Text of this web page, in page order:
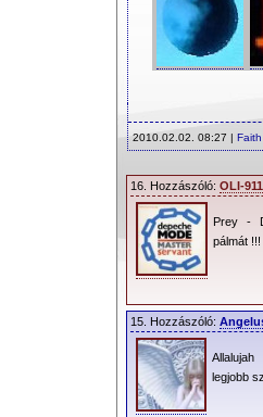
2010.02.02. 08:27 | Faith
16. Hozzászóló: OLI-911
Prey -
pálmát !!!
15. Hozzászóló:
legjobb